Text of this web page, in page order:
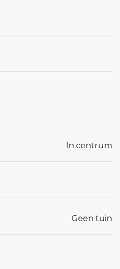
In centrum
Geen tuin